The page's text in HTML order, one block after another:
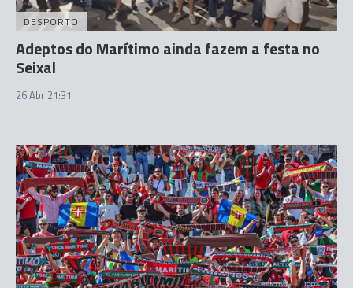
DESPORTO
Adeptos do Marítimo ainda fazem a festa no
Seixal
26 Abr 21:31